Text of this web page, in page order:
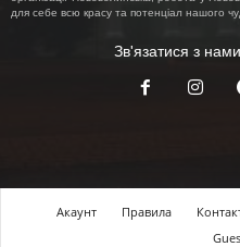
для себе всю красу та потенціал нашого
Зв'язатися з
Акаунт Правила